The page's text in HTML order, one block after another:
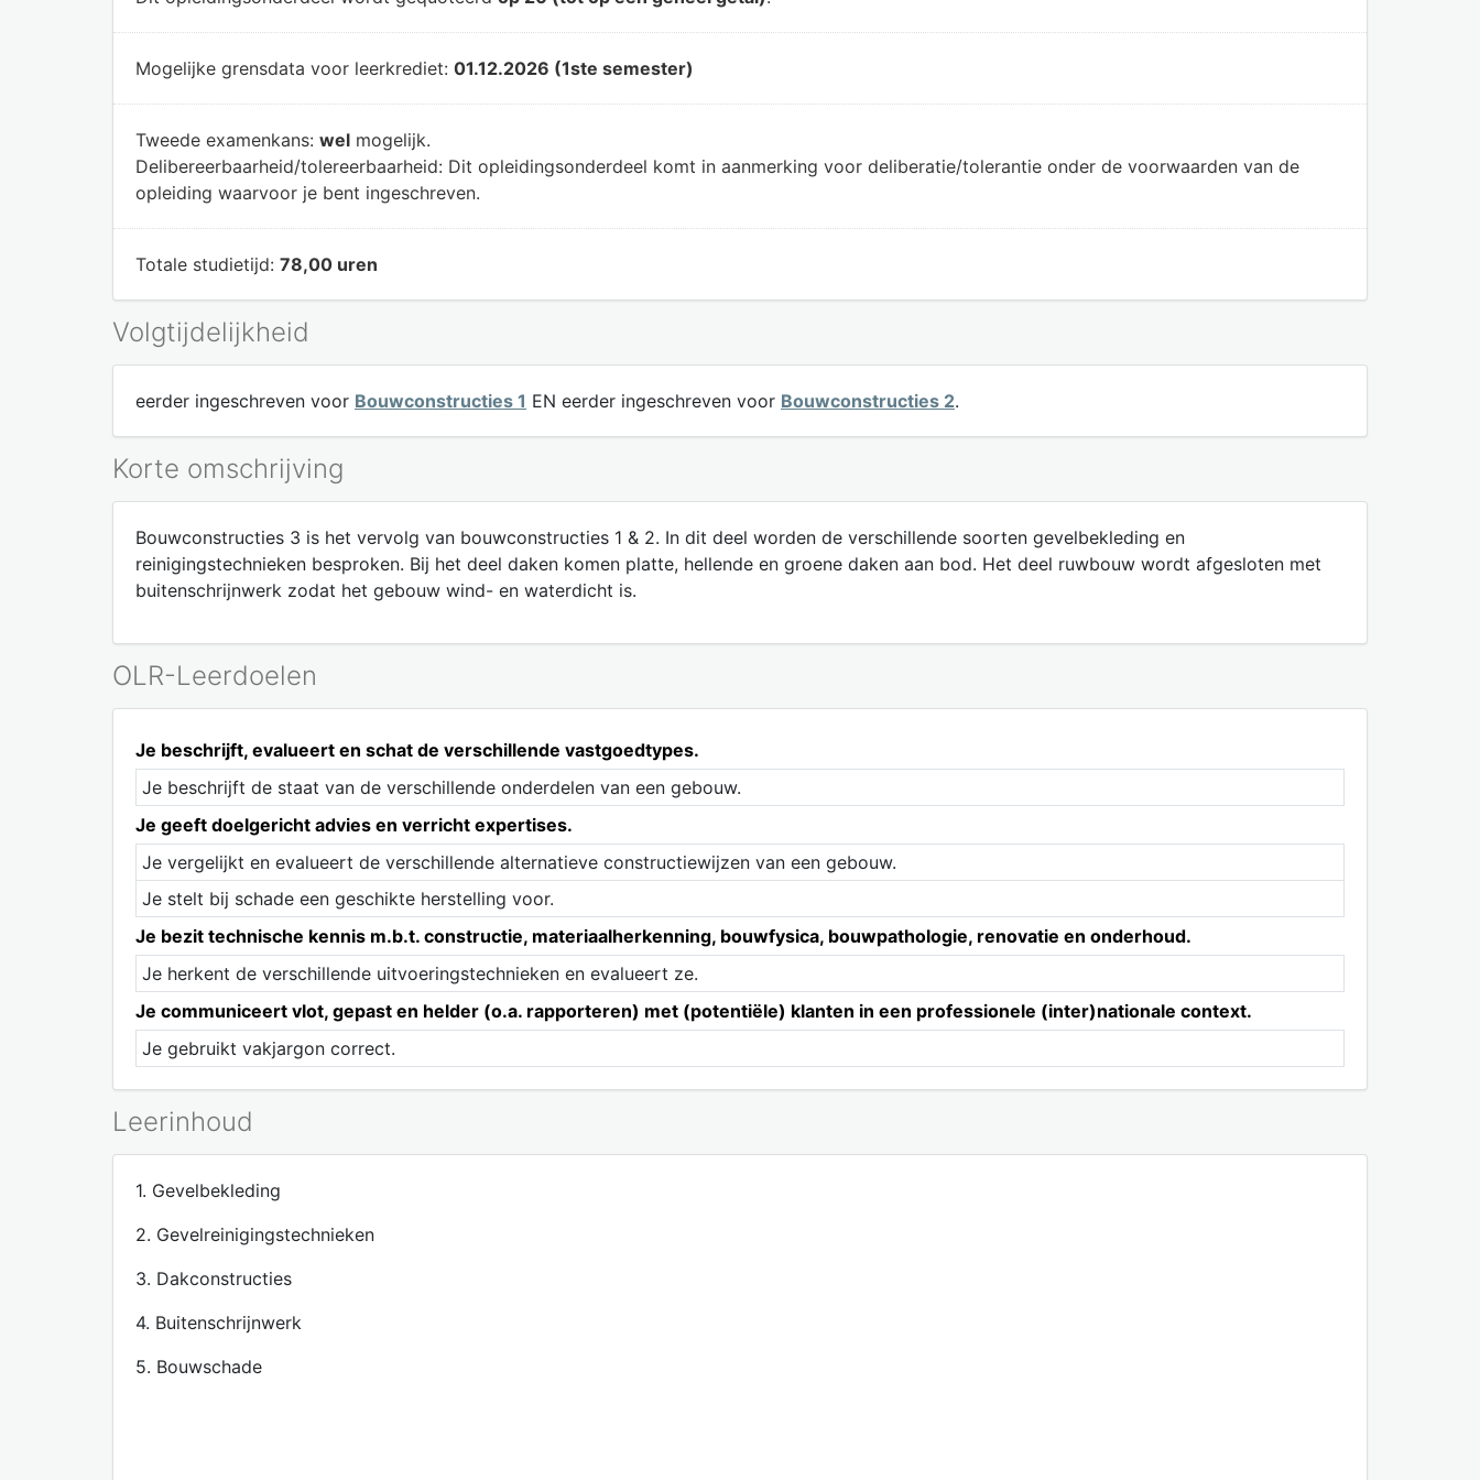
Mogelijke grensdata voor leerkrediet: 01.12.2026 (1ste semester)
Tweede examenkans: wel mogelijk.
Delibereerbaarheid/tolereerbaarheid: Dit opleidingsonderdeel komt in aanmerking voor deliberatie/tolerantie onder de voorwaarden van de
opleiding waarvoor je bent ingeschreven.
Totale studietijd: 78,00 uren
Volgtijdelijkheid
eerder ingeschreven voor Bouwconstructies 1 EN eerder ingeschreven voor Bouwconstructies 2.
Korte omschrijving
Bouwconstructies 3 is het vervolg van bouwconstructies 1 & 2. In dit deel worden de verschillende soorten gevelbekleding en
reinigingstechnieken besproken. Bij het deel daken komen platte, hellende en groene daken aan bod. Het deel ruwbouw wordt afgesloten met
buitenschrijnwerk zodat het gebouw wind- en waterdicht is.
OLR-Leerdoelen
Je beschrijft, evalueert en schat de verschillende vastgoedtypes.
Je beschrijft de staat van de verschillende onderdelen van een gebouw.
Je geeft doelgericht advies en verricht expertises.
Je vergelijkt en evalueert de verschillende alternatieve constructiewijzen van een gebouw.
Je stelt bij schade een geschikte herstelling voor.
Je bezit technische kennis m.b.t. constructie, materiaalherkenning, bouwfysica, bouwpathologie, renovatie en onderhoud.
Je herkent de verschillende uitvoeringstechnieken en evalueert ze.
Je communiceert vlot, gepast en helder (o.a. rapporteren) met (potentiële) klanten in een professionele (inter)nationale context.
Je gebruikt vakjargon correct.
Leerinhoud
1. Gevelbekleding
2. Gevelreinigingstechnieken
3. Dakconstructies
4. Buitenschrijnwerk
5. Bouwschade